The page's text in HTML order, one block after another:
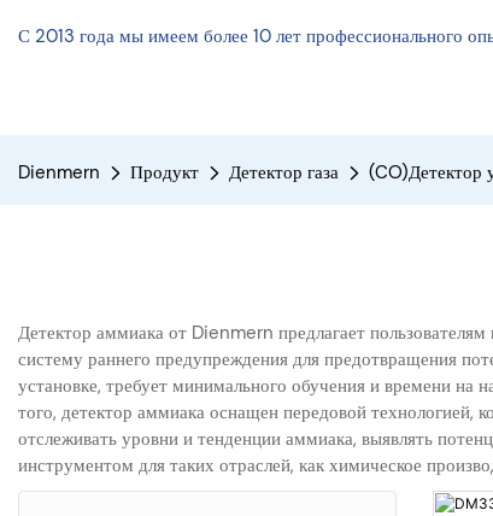
С 2013 года мы имеем более 10 лет профессионального
Dienmern Продукт Детектор газа (CO)Детектор
Детектор аммиака от Dienmern предлагает
систему раннего предупреждения для предотвращения
установке, требует минимального обучения и времени
того, детектор аммиака оснащен передовой технологией,
отслеживать уровни и тенденции аммиака, выявлять
инструментом для таких отраслей, как химическое